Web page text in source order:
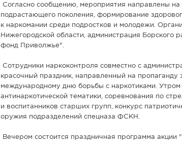
Согласно сообщению, мероприятия направлены на
подрастающего поколения, формирование
к наркомании среди подростков и молодежи.
Нижегородской области, администрация Борского
фонд Приволжье".
Сотрудники наркоконтроля совместно с
красочный праздник, направленный на
международному дню борьбы с наркотиками. Утром
антинаркотической тематики, соревнования по
и воспитанников старших групп, конкурс
оружия подразделений спецназа ФСКН.
Вечером состоится праздничная программа